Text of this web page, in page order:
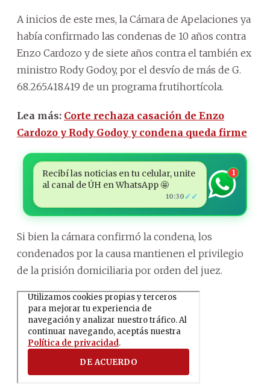
A inicios de este mes, la Cámara de Apelaciones ya
había confirmado las condenas de 10 años contra
Enzo Cardozo y de siete años contra el también ex
ministro Rody Godoy, por el desvío de más de G.
68.265.418.419 de un programa frutihortícola.
Lea más: Corte rechaza casación de Enzo
Cardozo y Rody Godoy y condena queda firme
Recibí las noticias en tu celular, unite
al canal de ÚH en WhatsApp 🤩
10:30 ✓✓
1
Si bien la cámara confirmó la condena, los
condenados por la causa mantienen el privilegio
de la prisión domiciliaria por orden del juez.